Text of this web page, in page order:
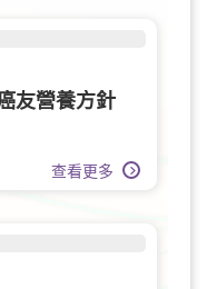
友營養方針
查看更多